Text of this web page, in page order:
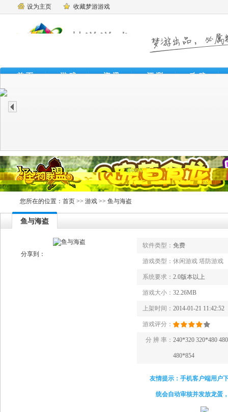
设为主页 收藏梦游游戏
首 页 游 戏 资 讯 评 测 攻 略
您所在的位置： 首页 >> 游戏 >> 鱼与海盗
鱼与海盗
分享到：
软件类型： 免费
游戏类型： 休闲游戏 塔防游戏
系统要求： 2.0版本以上
游戏大小： 32.26MB
上架时间： 2014-01-21 11:42:52
游戏评分：
分 辨 率： 240*320 320*480
480*854
友情提示：手机客户端用户
统会自动审核并发放龙蛋